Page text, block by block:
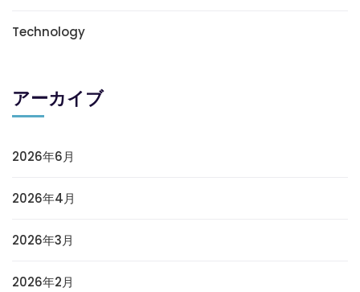
Technology
アーカイブ
2026年6月
2026年4月
2026年3月
2026年2月